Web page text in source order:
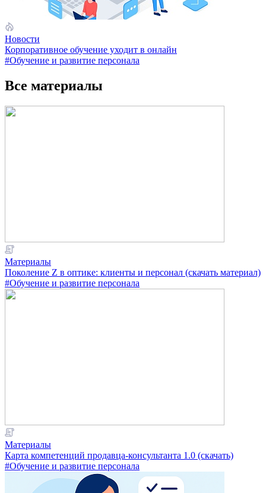
Новости
Корпоративное обучение уходит в онлайн
#Обучение и развитие персонала
Все материалы
Материалы
Поколение Z в оптике: клиенты и персонал (скачать материал)
#Обучение и развитие персонала
Материалы
Карта компетенций продавца-консультанта 1.0 (скачать)
#Обучение и развитие персонала